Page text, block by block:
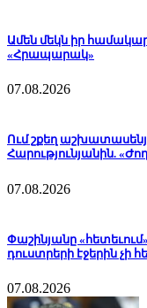
Ամեն մեկն իր
«Հրապարակ»
07.08.2026
Ում շքեղ
Հարությունյանին.
07.08.2026
Փաշինյանը «հետեւում»
դուստրերի էջերին չի
07.08.2026